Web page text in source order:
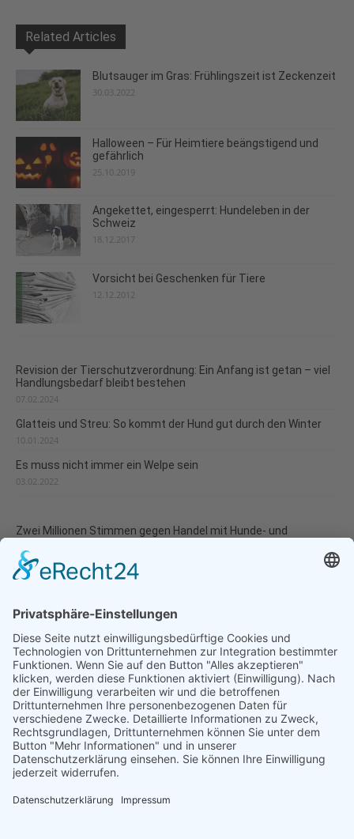
Related Articles
Blutsauger im Gras: Frühlingszeit ist Zeckenzeit
30.03.2022
Halloween – Für Heimtiere beängstigend und
gefährlich
25.10.2019
Angekettet, eingesperrt: Hundeleben in der
Schweiz
18.12.2017
Vorsicht bei Geschenken für Tiere
12.12.2012
Revision der Tierschutzverordnung: Ein Anfang ist getan – viel
Handlungsbedarf bleibt bestehen
07.02.2024
Glatteis und Streu: So kommt der Hund gut durch den Winter
10.01.2024
Es muss nicht immer ein Welpe sein
03.02.2022
Zwei Millionen Stimmen gegen Handel mit Hunde- und
11.10.2023